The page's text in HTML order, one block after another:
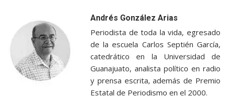
Andrés González Arias
Periodista de toda la vida, egresado
de la escuela Carlos Septién García,
catedrático en la Universidad de
Guanajuato, analista político en radio
y prensa escrita, además de Premio
Estatal de Periodismo en el 2000.